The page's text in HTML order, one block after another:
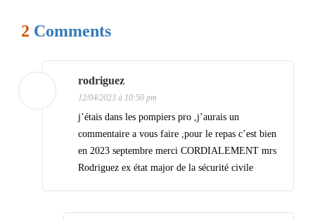
d
2 Comments
rodriguez
12/04/2023 à 10:50 pm
j’étais dans les pompiers pro ,j’aurais un
commentaire a vous faire ,pour le repas c’est bien
en 2023 septembre merci CORDIALEMENT mrs
Rodriguez ex état major de la sécurité civile